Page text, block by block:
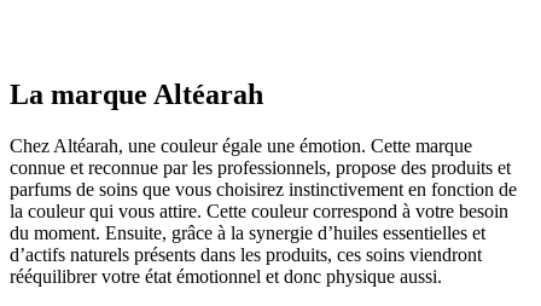
La marque Altéarah
Chez Altéarah, une couleur égale une émotion. Cette marque
connue et reconnue par les professionnels, propose des produits et
parfums de soins que vous choisirez instinctivement en fonction de
la couleur qui vous attire. Cette couleur correspond à votre besoin
du moment. Ensuite, grâce à la synergie d’huiles essentielles et
d’actifs naturels présents dans les produits, ces soins viendront
rééquilibrer votre état émotionnel et donc physique aussi.